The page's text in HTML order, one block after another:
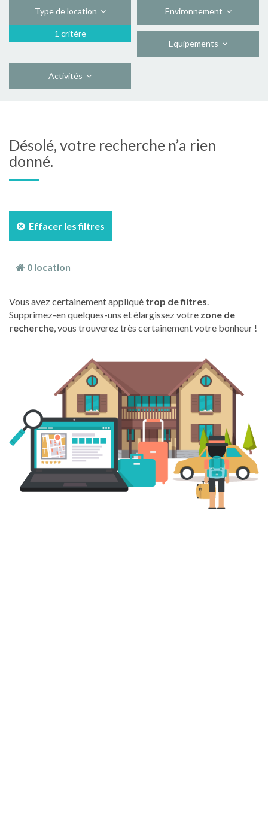
Type de location
1 critère
Environnement
Equipements
Activités
Désolé, votre recherche n’a rien
donné.
Effacer les filtres
0 location
Vous avez certainement appliqué trop de filtres.
Supprimez-en quelques-uns et élargissez votre zone de
recherche, vous trouverez très certainement votre bonheur !